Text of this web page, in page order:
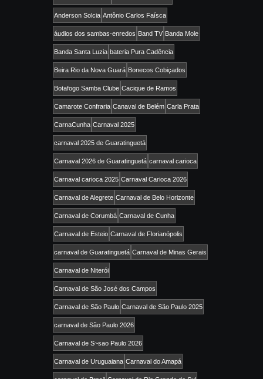
Anderson Solcia Antônio Carlos Faísca
áudios dos sambas-enredos Band TV Banda Mole
Banda Santa Luzia bateria Pura Cadência
Beira Rio da Nova Guará Bonecos Cobiçados
Botafogo Samba Clube Cacique de Ramos
Camarote Confraria Canaval de Belém Carla Prata
CarnaCunha Carnaval 2025
carnaval 2025 de Guaratinguetá
Carnaval 2026 de Guaratinguetá carnaval carioca
Carnaval carioca 2025 Carnaval Carioca 2026
Carnaval de Alegrete Carnaval de Belo Horizonte
Carnaval de Corumbá Carnaval de Cunha
Carnaval de Esteio Carnaval de Florianópolis
carnaval de Guaratinguetá Carnaval de Minas Gerais
Carnaval de Niterói
Carnaval de São José dos Campos
Carnaval de São Paulo Carnaval de São Paulo 2025
carnaval de São Paulo 2026
Carnaval de S~sao Paulo 2026
Carnaval de Uruguaiana Carnaval do Amapá